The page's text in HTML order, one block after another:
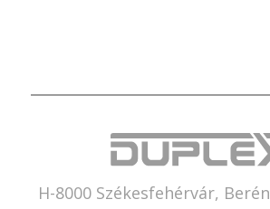
H-8000 Székesfehérvár,